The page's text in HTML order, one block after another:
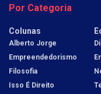
Por Categoria
Colunas
Alberto Jorge
Empreendedorismo
Filosofia
Isso É Direito